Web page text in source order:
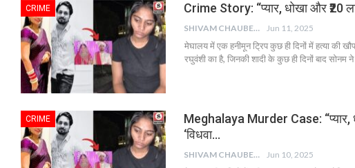
CRIME Crime Story: “प्यार, धोखा और ₹20
SHIVAM CHAUBEY Jun 11, 2025
मेघालय में एक हनीमून ट्रिप कुछ ही दिनों में हत्या की
रघुवंशी का है, जिनकी शादी के कुछ ही दिनों बाद
CRIME
Meghalaya Murder Case: “प्यार,
‘विधवा…
SHIVAM CHAUBEY Jun 10, 2025